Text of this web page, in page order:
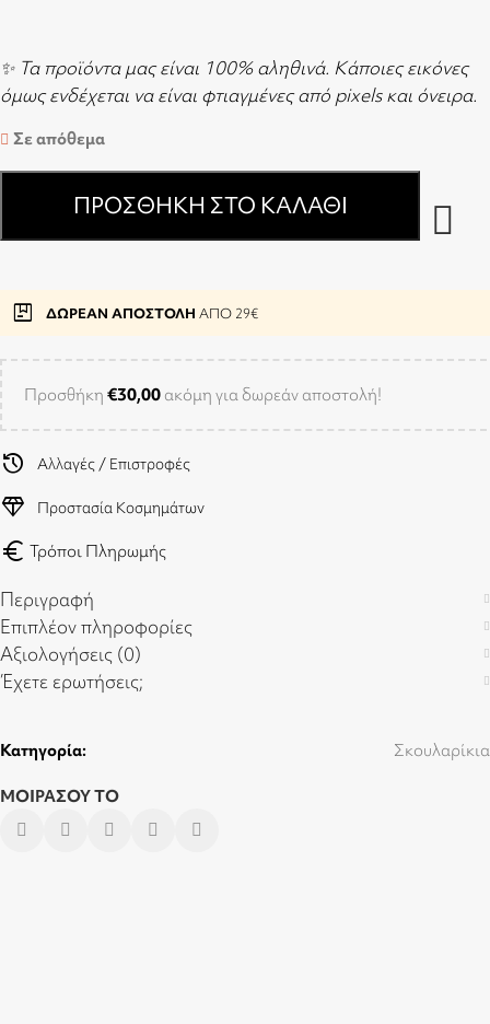
✨ Τα προϊόντα μας είναι 100% αληθινά. Κάποιες εικόνες
όμως ενδέχεται να είναι φτιαγμένες από pixels και όνειρα.
Σε απόθεμα
ΠΡΟΣΘΉΚΗ ΣΤΟ ΚΑΛΆΘΙ
package ΔΩΡΕΑΝ ΑΠΟΣΤΟΛΗ ΑΠΟ 29€
Προσθήκη €30,00 ακόμη για δωρεάν αποστολή!
history Αλλαγές / Επιστροφές
diamond Προστασία Κοσμημάτων
euro Τρόποι Πληρωμής
Περιγραφή
Επιπλέον πληροφορίες
Αξιολογήσεις (0)
Έχετε ερωτήσεις;
Κατηγορία: Σκουλαρίκια
ΜΟΙΡΑΣΟΥ ΤΟ